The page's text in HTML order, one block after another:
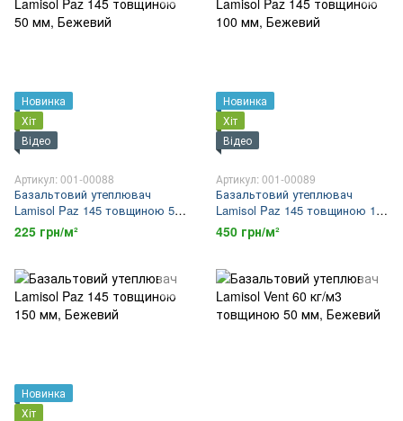
Новинка
Хіт
Відео
Артикул: 001-00088
Базальтовий утеплювач
Lamisol Paz 145 товщиною 50
мм
225 грн/м²
Новинка
Хіт
Відео
Артикул: 001-00089
Базальтовий утеплювач
Lamisol Paz 145 товщиною 100
мм
450 грн/м²
Новинка
Хіт